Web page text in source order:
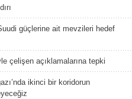
güçlerine ait mevzileri hedef
çelişen açıklamalarına tepki
ikinci bir koridorun